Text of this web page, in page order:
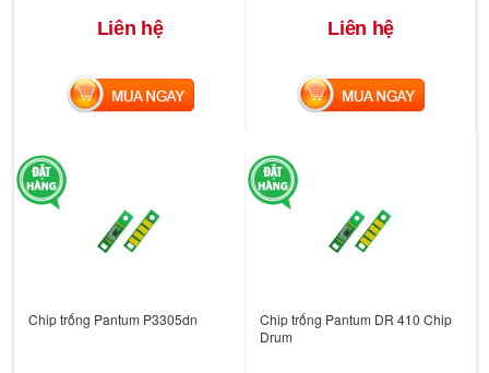
Liên hệ
MUA NGAY
Liên hệ
MUA NGAY
Chip trống Pantum P3305dn
Chip trống Pantum DR 410 Chip
Drum